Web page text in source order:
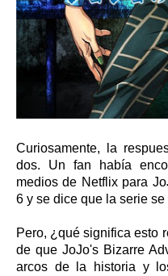
Curiosamente, la
dos. Un fan había
medios de Netflix para
6 y se dice que la serie
Pero, ¿qué significa esto
de que JoJo's Bizarre
arcos de la historia y